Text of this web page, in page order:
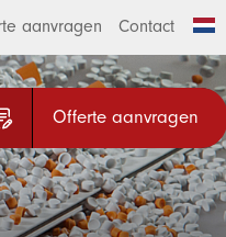
aanvragen Contact
Offerte aanvragen